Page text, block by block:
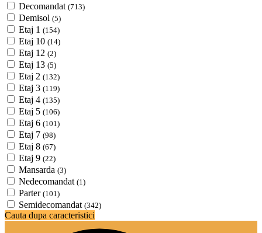
Decomandat (713)
Demisol (5)
Etaj 1 (154)
Etaj 10 (14)
Etaj 12 (2)
Etaj 13 (5)
Etaj 2 (132)
Etaj 3 (119)
Etaj 4 (135)
Etaj 5 (106)
Etaj 6 (101)
Etaj 7 (98)
Etaj 8 (67)
Etaj 9 (22)
Mansarda (3)
Nedecomandat (1)
Parter (101)
Semidecomandat (342)
Cauta dupa caracteristici